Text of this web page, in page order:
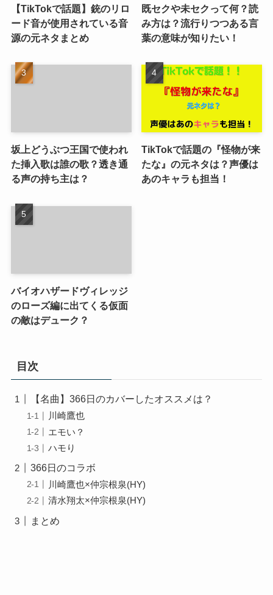
【TikTokで話題】銃のリロ
ード音が使用されている音
源の元ネタまとめ
既セクや未セクって何？読
み方は？流行りつつある言
葉の意味が知りたい！
坂上どうぶつ王国で使われ
た挿入歌は誰の歌？透き通
る声の持ち主は？
TikTokで話題の『怪物が来
たな』の元ネタは？声優は
あのキャラも担当！
バイオハザードヴィレッジ
のローズ編に出てくる仮面
の敵はデューク？
目次
【名曲】366日のカバーしたオススメは？
川崎鷹也
エモい？
ハモり
366日のコラボ
川崎鷹也×仲宗根泉(HY)
清水翔太×仲宗根泉(HY)
まとめ